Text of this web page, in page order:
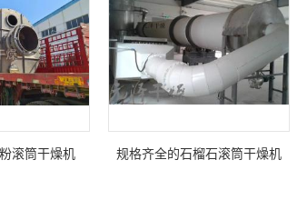
滚筒干燥机 规格齐全的石榴石滚筒干燥机